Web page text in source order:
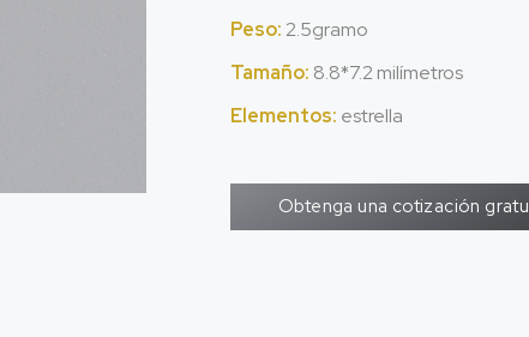
Peso: 2.5gramo
Tamaño: 8.8*7.2 milímetros
Elementos: estrella
Obtenga una cotización